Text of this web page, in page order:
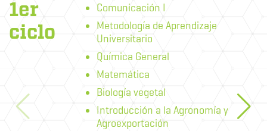
1er
ciclo
Comunicación I
Metodología de Aprendizaje
Universitario
Química General
Matemática
Biología vegetal
Introducción a la Agronomía y
Agroexportación